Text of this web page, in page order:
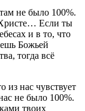
не было 100%.
Если ты
и в то, что
Божьей
тогда всё
из нас чувствует
не было 100%.
твоих